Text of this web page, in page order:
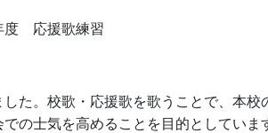
度 応援歌練習
た。校歌・応援歌を歌うことで、本校
の士気を高めることを目的としていま